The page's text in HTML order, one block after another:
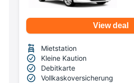
View deal
Mietstation
Kleine Kaution
Debitkarte
Vollkaskoversicherung